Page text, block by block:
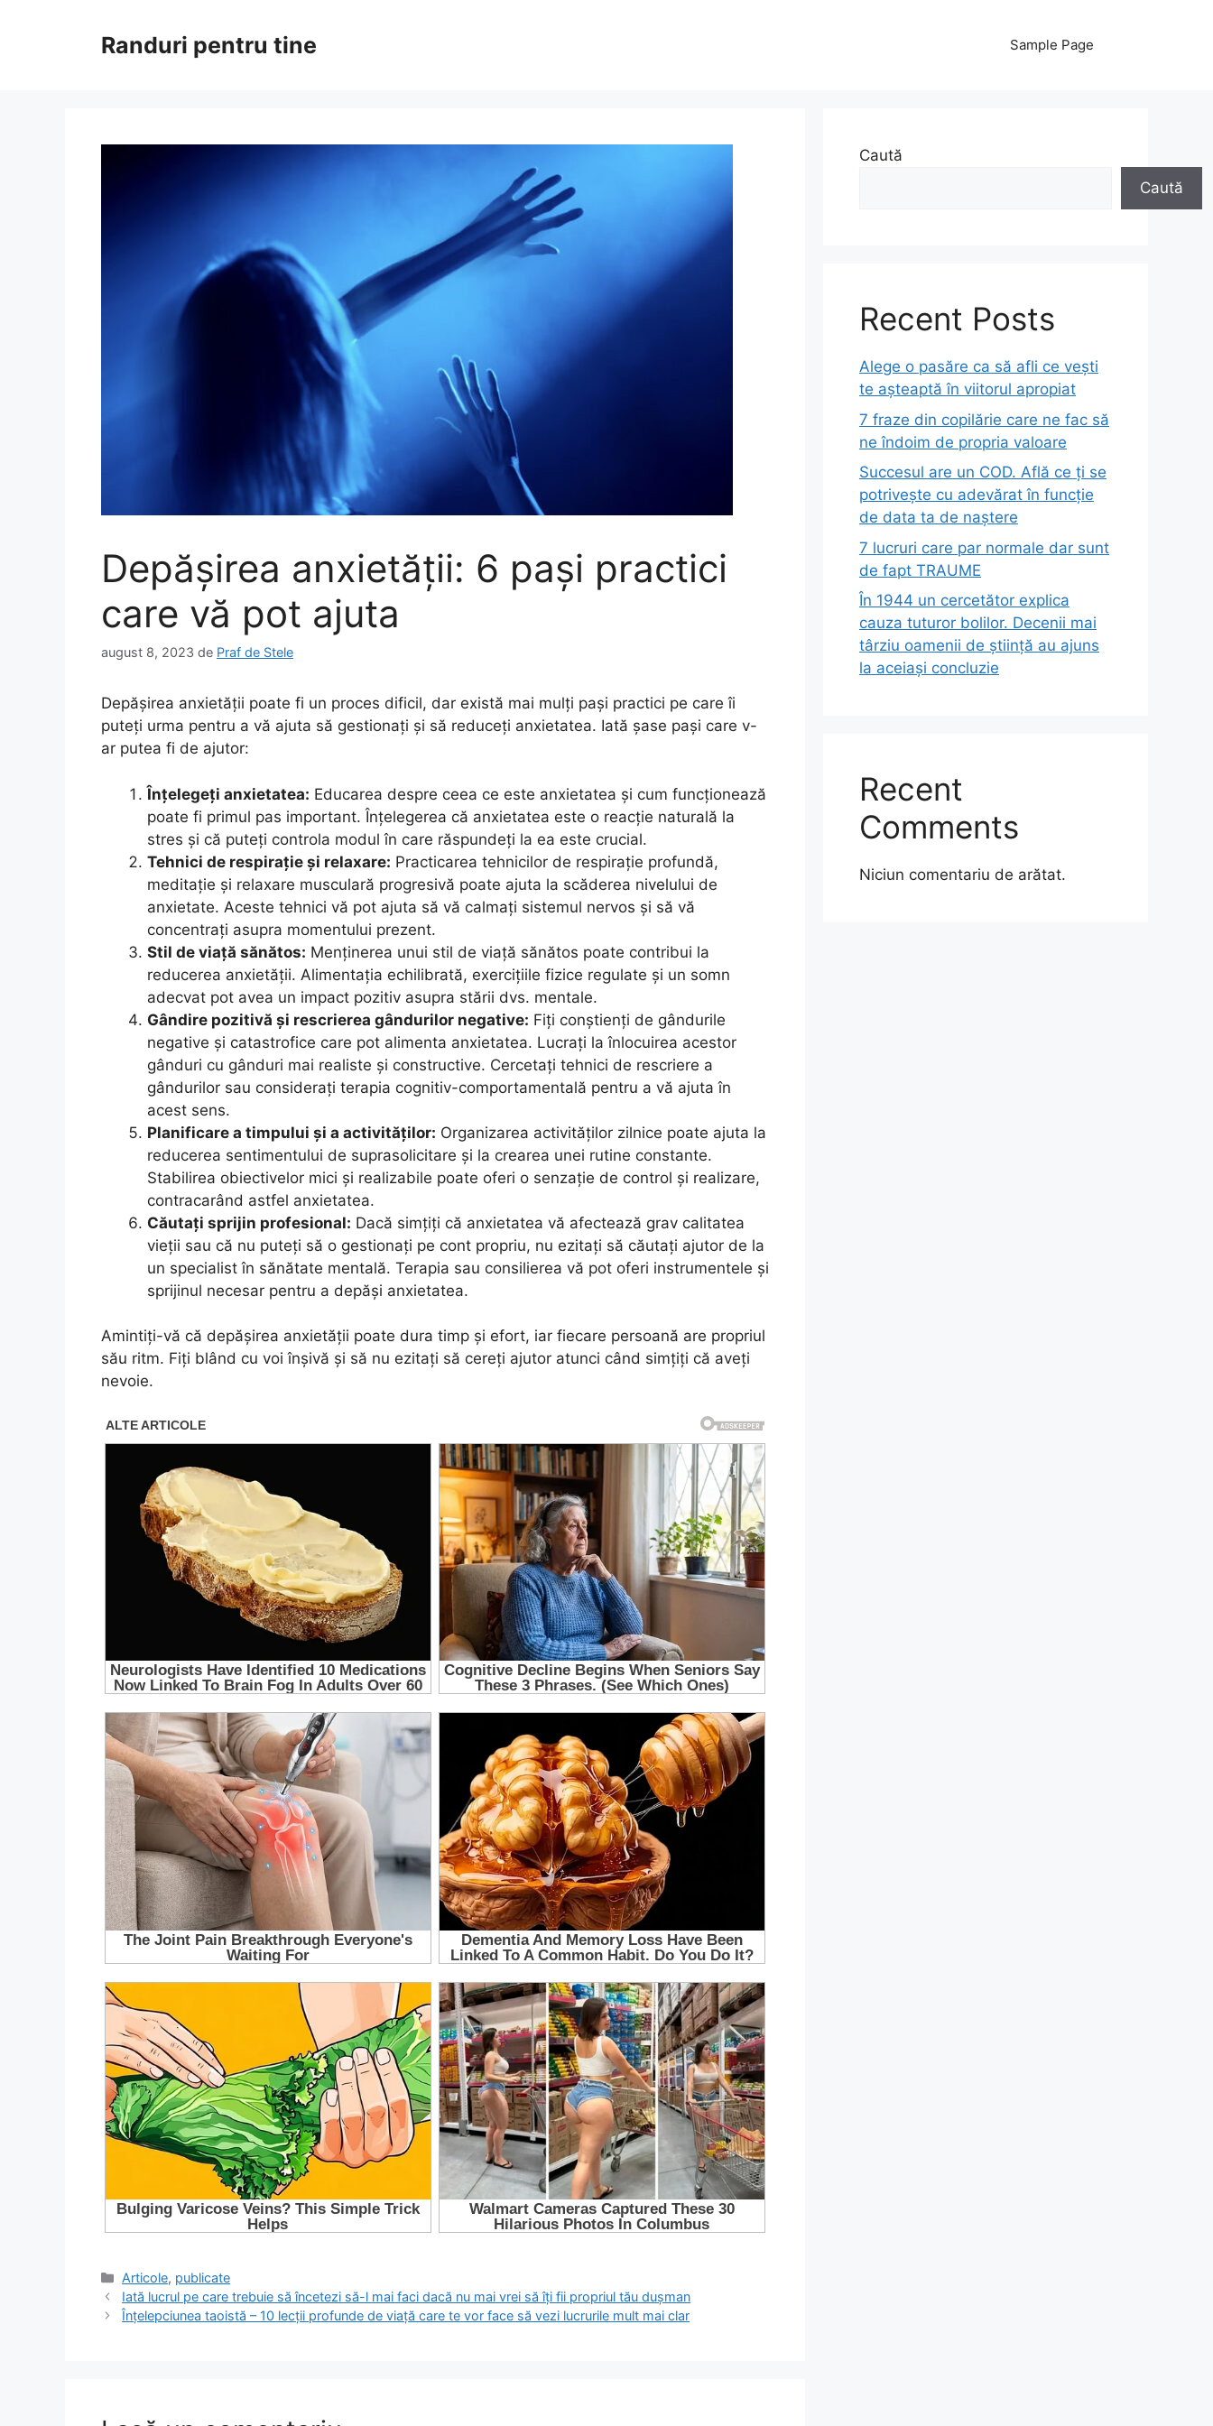
Randuri pentru tine Sample Page
Depășirea anxietății: 6 pași practici
care vă pot ajuta
august 8, 2023 de Praf de Stele
Depășirea anxietății poate fi un proces dificil, dar există mai mulți pași practici pe care îi
puteți urma pentru a vă ajuta să gestionați și să reduceți anxietatea. Iată șase pași care v-
ar putea fi de ajutor:
Înțelegeți anxietatea: Educarea despre ceea ce este anxietatea și cum funcționează
poate fi primul pas important. Înțelegerea că anxietatea este o reacție naturală la
stres și că puteți controla modul în care răspundeți la ea este crucial.
Tehnici de respirație și relaxare: Practicarea tehnicilor de respirație profundă,
meditație și relaxare musculară progresivă poate ajuta la scăderea nivelului de
anxietate. Aceste tehnici vă pot ajuta să vă calmați sistemul nervos și să vă
concentrați asupra momentului prezent.
Stil de viață sănătos: Menținerea unui stil de viață sănătos poate contribui la
reducerea anxietății. Alimentația echilibrată, exercițiile fizice regulate și un somn
adecvat pot avea un impact pozitiv asupra stării dvs. mentale.
Gândire pozitivă și rescrierea gândurilor negative: Fiți conștienți de gândurile
negative și catastrofice care pot alimenta anxietatea. Lucrați la înlocuirea acestor
gânduri cu gânduri mai realiste și constructive. Cercetați tehnici de rescriere a
gândurilor sau considerați terapia cognitiv-comportamentală pentru a vă ajuta în
acest sens.
Planificare a timpului și a activităților: Organizarea activităților zilnice poate ajuta la
reducerea sentimentului de suprasolicitare și la crearea unei rutine constante.
Stabilirea obiectivelor mici și realizabile poate oferi o senzație de control și realizare,
contracarând astfel anxietatea.
Căutați sprijin profesional: Dacă simțiți că anxietatea vă afectează grav calitatea
vieții sau că nu puteți să o gestionați pe cont propriu, nu ezitați să căutați ajutor de la
un specialist în sănătate mentală. Terapia sau consilierea vă pot oferi instrumentele și
sprijinul necesar pentru a depăși anxietatea.
Amintiți-vă că depășirea anxietății poate dura timp și efort, iar fiecare persoană are propriul
său ritm. Fiți blând cu voi înșivă și să nu ezitați să cereți ajutor atunci când simțiți că aveți
nevoie.
Categorii
Articole, publicate
Iată lucrul pe care trebuie să încetezi să-l mai faci dacă nu mai vrei să îți fii propriul tău dușman
Înțelepciunea taoistă – 10 lecții profunde de viață care te vor face să vezi lucrurile mult mai clar
Caută
Caută
Recent Posts
Alege o pasăre ca să afli ce vești
te așteaptă în viitorul apropiat
7 fraze din copilărie care ne fac să
ne îndoim de propria valoare
Succesul are un COD. Află ce ți se
potrivește cu adevărat în funcție
de data ta de naștere
7 lucruri care par normale dar sunt
de fapt TRAUME
În 1944 un cercetător explica
cauza tuturor bolilor. Decenii mai
târziu oamenii de știință au ajuns
la aceiași concluzie
Recent
Comments
Niciun comentariu de arătat.